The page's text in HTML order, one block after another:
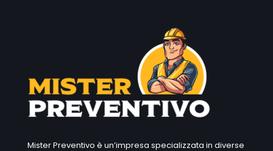
Mister Preventivo è un’impresa specializzata in diverse